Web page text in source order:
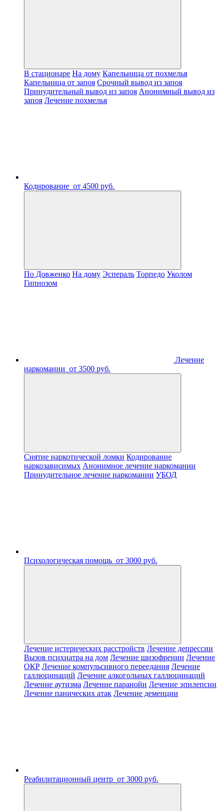
В стационаре На дому Капельница от похмелья
Капельница от запоя Срочный вывод из запоя
Принудительный вывод из запоя Анонимный вывод из
запоя Лечение похмелья
Кодирование от 4500 руб.
По Довженко На дому Эспераль Торпедо Уколом
Гипнозом
Лечение
наркомании от 3500 руб.
Снятие наркотической ломки Кодирование
наркозависимых Анонимное лечение наркомании
Принудительное лечение наркомании УБОД
Психологическая помощь от 3000 руб.
Лечение истерических расстройств Лечение депрессии
Вызов психиатра на дом Лечение шизофрении Лечение
ОКР Лечение компульсивного переедания Лечение
галлюцинаций Лечение алкогольных галлюцинаций
Лечение аутизма Лечение паранойи Лечение эпилепсии
Лечение панических атак Лечение деменции
Реабилитационный центр от 3000 руб.